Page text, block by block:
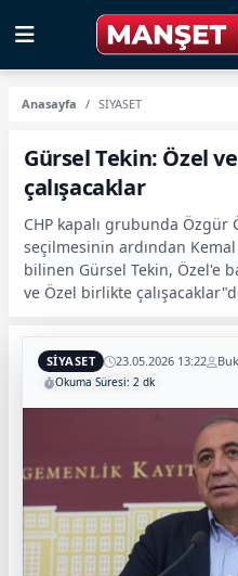
Anasayfa SİYASET
Gürsel Tekin: Özel
çalışacaklar
CHP kapalı grubunda Özgür
seçilmesinin ardından Kemal
bilinen Gürsel Tekin, Özel'e
ve Özel birlikte
SİYASET 23.05.2026 13:22
Okuma Süresi: 2 dk